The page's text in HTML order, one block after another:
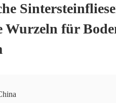
Wurzeln für